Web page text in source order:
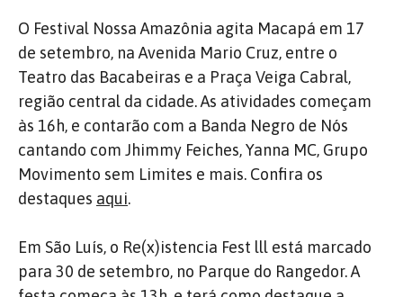
O Festival Nossa Amazônia agita Macapá em 17
de setembro, na Avenida Mario Cruz, entre o
Teatro das Bacabeiras e a Praça Veiga Cabral,
região central da cidade. As atividades começam
às 16h, e contarão com a Banda Negro de Nós
cantando com Jhimmy Feiches, Yanna MC, Grupo
Movimento sem Limites e mais. Confira os
destaques aqui.
Em São Luís, o Re(x)istencia Fest lll está marcado
para 30 de setembro, no Parque do Rangedor. A